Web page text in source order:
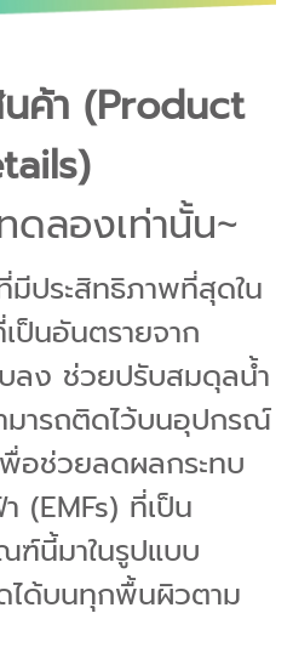
นค้า (Product
ดลองเท่านั้น~
มีประสิทธิภาพที่สุดใน
ป็นอันตรายจาก
ลง ช่วยปรับสมดุลน้ำ
มารถติดไว้บนอุปกรณ์
อช่วยลดผลกระทบ
(EMFs) ที่เป็น
นี้มาในรูปแบบ
ได้บนทุกพื้นผิวตาม